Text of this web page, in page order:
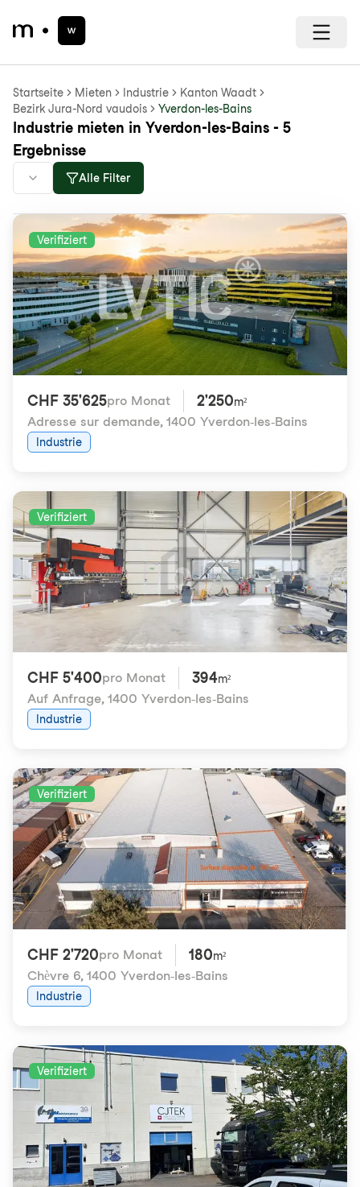
Startseite Mieten Industrie
Kanton Waadt
Bezirk Jura-Nord vaudois
Yverdon-les-Bains
Industrie mieten in Yverdon-les-Bains - 5
Ergebnisse
Alle Filter
Verifiziert
CHF 35'625pro Monat 2'250m²
Adresse sur demande, 1400 Yverdon-les-Bains
Industrie
Verifiziert
CHF 5'400pro Monat 394m²
Auf Anfrage, 1400 Yverdon-les-Bains
Industrie
Verifiziert
CHF 2'720pro Monat 180m²
Chèvre 6, 1400 Yverdon-les-Bains
Industrie
Verifiziert